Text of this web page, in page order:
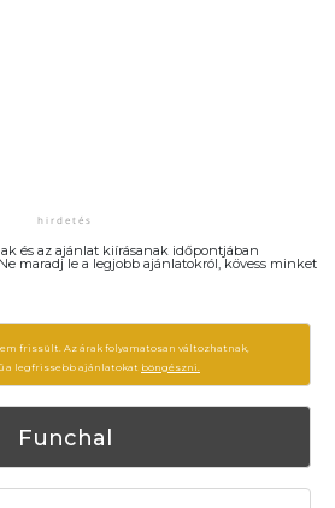
és az ajánlat kiírásanak időpontjában
maradj le a legjobb ajánlatokról, kövess minket
frissült. Az árak folyamatosan változhatnak,
a legfrissebb ajánlatokat böngészni.
Funchal